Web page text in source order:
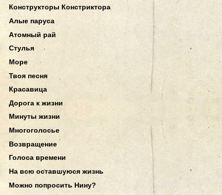
Конструкторы Констриктора
Алые паруса
Атомный рай
Стулья
Море
Твоя песня
Красавица
Дорога к жизни
Минуты жизни
Многоголосье
Возвращение
Голоса времени
На всю оставшуюся жизнь
Можно попросить Нину?